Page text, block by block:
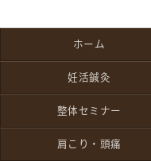
ホーム
妊活鍼灸
整体セミナー
肩こり・頭痛